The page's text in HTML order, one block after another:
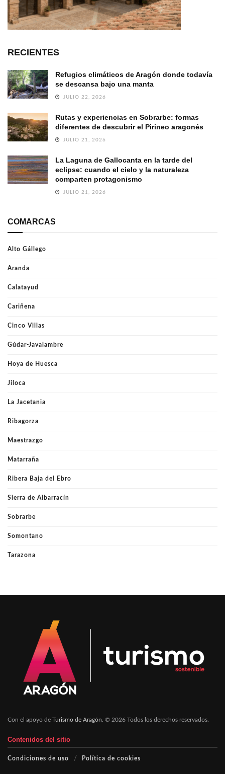
RECIENTES
Refugios climáticos de Aragón donde todavía
se descansa bajo una manta
JULIO 22, 2026
Rutas y experiencias en Sobrarbe: formas
diferentes de descubrir el Pirineo aragonés
JULIO 21, 2026
La Laguna de Gallocanta en la tarde del
eclipse: cuando el cielo y la naturaleza
comparten protagonismo
JULIO 21, 2026
COMARCAS
Alto Gállego
Aranda
Calatayud
Cariñena
Cinco Villas
Gúdar-Javalambre
Hoya de Huesca
Jiloca
La Jacetania
Ribagorza
Maestrazgo
Matarraña
Ribera Baja del Ebro
Sierra de Albarracín
Sobrarbe
Somontano
Tarazona
Con el apoyo de Turismo de Aragón . © 2026 Todos los derechos reservados.
Contenidos del sitio
Condiciones de uso Política de cookies